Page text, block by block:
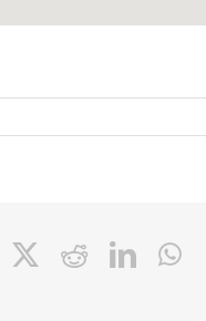
FacebookReddit